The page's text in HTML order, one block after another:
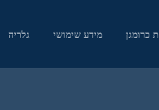
כרומגן מידע שימושי גלריה